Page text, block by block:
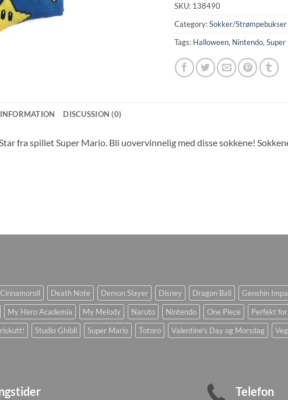
SKU: 138490
Category:Sokker/Strømpebukser
Tags: Halloween, Nintendo,
DISCUSSION (0)
fra spillet Super Mario. Bli uovervinnelig med disse sokkene!
Cinnamoroll Death Note Demon Slayer Disney Dragon Ball Genshin
My Hero Academia My Melody Naruto Nintendo One Piece Perfekt
Studio Ghibli Super Mario Totoro Valentine's Day og Morsdag
Telefon